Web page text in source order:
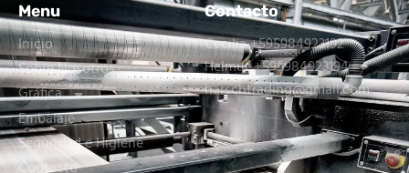
Menu
Inicio
Sobre Nosotros
Gráfica
Embalaje
Seguridad e Higiene
Contacto
Contacto
Cecilia +595984923192
Helmut +595984923194
harschtrading@gmail.com